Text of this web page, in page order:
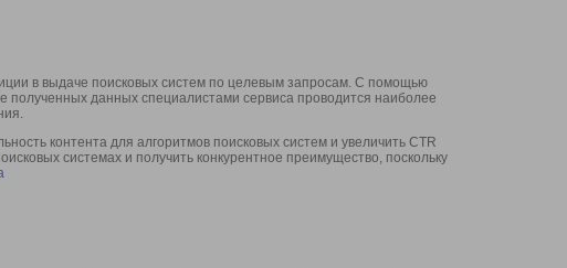
в выдаче поисковых систем по целевым запросам. С помощью
полученных данных специалистами сервиса проводится наиболее
контента для алгоритмов поисковых систем и увеличить CTR
системах и получить конкурентное преимущество, поскольку